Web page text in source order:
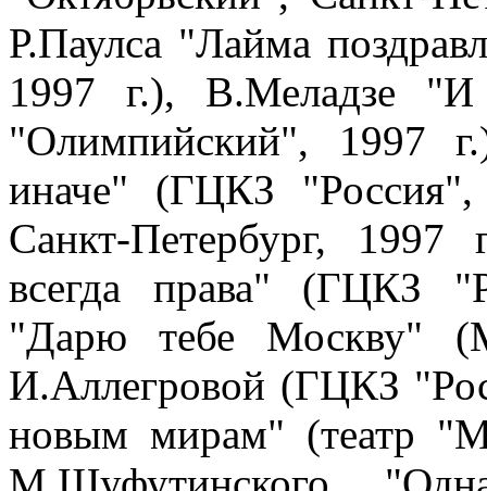
Р.Паулса "Лайма
1997 г.), В.Меладзе
"Олимпийский", 1997
иначе" (ГЦКЗ
Санкт-Петербург,
всегда права" (ГЦКЗ
"Дарю тебе Москву"
И.Аллегровой (ГЦКЗ
новым мирам" (театр